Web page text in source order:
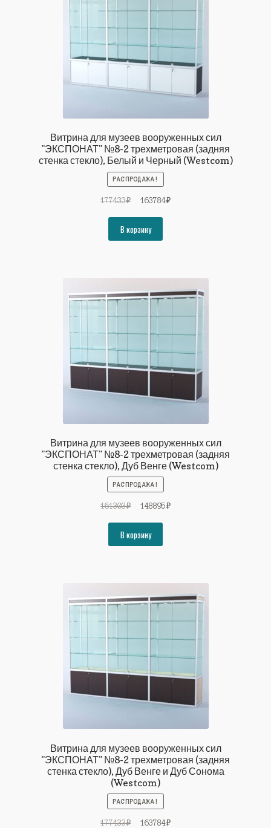
Витрина для музеев вооруженных сил
"ЭКСПОНАТ" №8-2 трехметровая (задняя
стенка стекло), Белый и Черный (Westcom)
РАСПРОДАЖА!
177433₽
Первоначальная
составляла
177433₽.
163784₽Текущая
В корзину
Витрина для музеев вооруженных сил
"ЭКСПОНАТ" №8-2 трехметровая (задняя
стенка стекло), Дуб Венге (Westcom)
РАСПРОДАЖА!
161303₽
Первоначальная
составляла
161303₽.
148895₽Текущая
В корзину
Витрина для музеев вооруженных сил
"ЭКСПОНАТ" №8-2 трехметровая (задняя
стенка стекло), Дуб Венге и Дуб Сонома
(Westcom)
РАСПРОДАЖА!
177433₽
Первоначальная
163784₽Текущая